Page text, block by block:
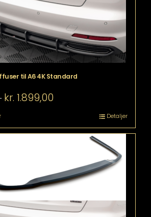
til A6 4K Standard
kr. 1.899,00
Dette
vare
har
vælges
på
varesiden
Detaljer